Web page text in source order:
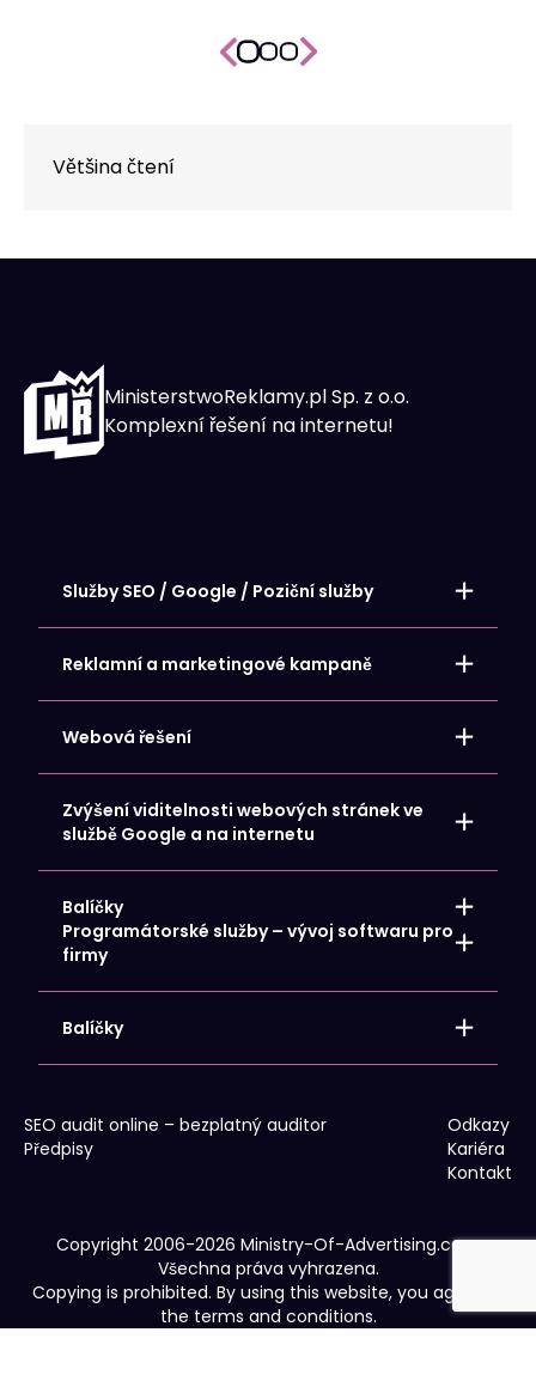
Většina čtení
MinisterstwoReklamy.pl Sp. z o.o.
Komplexní řešení na internetu!
Služby SEO / Google / Poziční služby
Místní umístění – stránky SEO
Umístění internetových obchodů
Umístění webových stránek
Umístění vizitky Google My Business Card
Reklamní a marketingové kampaně
Google Ads – Reklamní kampaně
Reklamy na Facebooku a Meta
Reklamy na LinkedIn
Webová řešení
Obsahový marketing – Tvorba obsahu
Hosting a domény
Internetový obchod pro vás
Cílová stránka
Návrh / vývoj webových stránek
Údržba webových stránek
Překlady webových stránek a obchodů
Zvýšení viditelnosti webových stránek ve
službě Google a na internetu
Reklamní a firemní dárky s logem
Firemní identita pro vaši společnost
POS materiály a reklamní akce
Reklamní oblečení
Venkovní a velkoplošná reklama
Reklamní tisk
Balíčky
Propagace místní společnosti
Propagace celostátní společnosti
Propagace webového obchodu
Programátorské služby – vývoj softwaru pro
firmy
Soubory cookie
Podpora IT – Poradenství
Google Analytics 4
Převod dopravy
Balíčky
Propagace místní společnosti
Propagace webového obchodu
SEO audit online – bezplatný auditor
Předpisy
Odkazy
Kariéra
Kontakt
Copyright 2006-2026 Ministry-Of-Advertising.com
Všechna práva vyhrazena.
Copying is prohibited. By using this website, you agree to
the terms and conditions.